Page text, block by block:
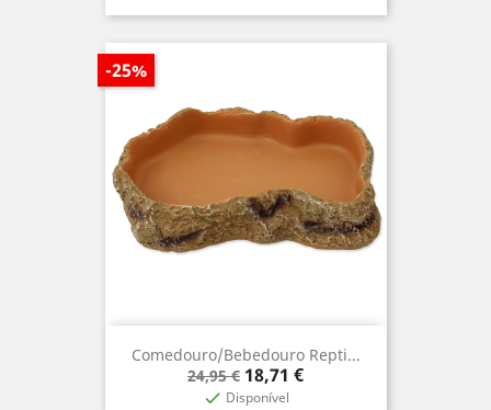
Comedouro/Bebedouro Repti...
Prix
de
24,95 €
-25%
Prix
18,71 €
 Disponível